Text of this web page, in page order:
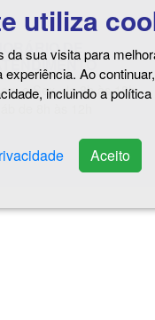
utiliza
da sua visita para
experiência. Ao
incluindo a
Aceito
DE
a Sex. de 8h às 18h